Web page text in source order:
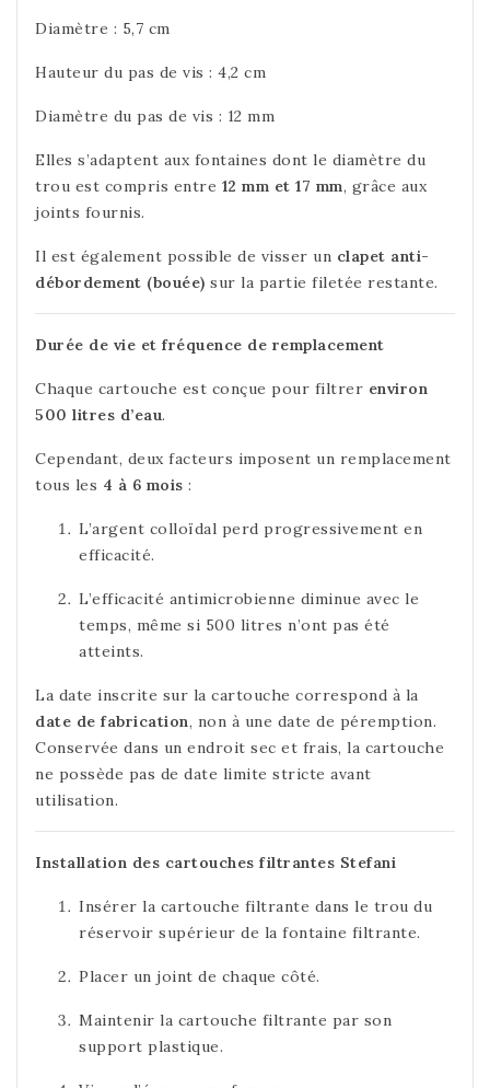
Diamètre : 5,7 cm
Hauteur du pas de vis : 4,2 cm
Diamètre du pas de vis : 12 mm
Elles s’adaptent aux fontaines dont le diamètre du
trou est compris entre 12 mm et 17 mm, grâce aux
joints fournis.
Il est également possible de visser un clapet anti-
débordement (bouée) sur la partie filetée restante.
Durée de vie et fréquence de remplacement
Chaque cartouche est conçue pour filtrer environ
500 litres d’eau.
Cependant, deux facteurs imposent un remplacement
tous les 4 à 6 mois :
L’argent colloïdal perd progressivement en
efficacité.
L’efficacité antimicrobienne diminue avec le
temps, même si 500 litres n’ont pas été
atteints.
La date inscrite sur la cartouche correspond à la
date de fabrication, non à une date de péremption.
Conservée dans un endroit sec et frais, la cartouche
ne possède pas de date limite stricte avant
utilisation.
Installation des cartouches filtrantes Stefani
Insérer la cartouche filtrante dans le trou du
réservoir supérieur de la fontaine filtrante.
Placer un joint de chaque côté.
Maintenir la cartouche filtrante par son
support plastique.